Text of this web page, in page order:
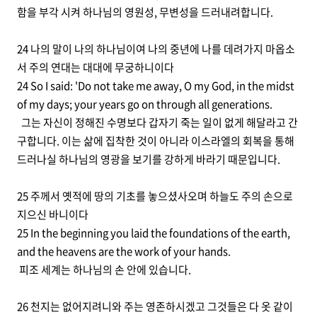
함을 부각 시켜 하나님의 영원성, 무변성을 드러내려합니다.
24 나의 말이 나의 하나님이여 나의 중년에 나를 데려가지 마옵소
서 주의 연대는 대대에 무궁하니이다
24 So I said: 'Do not take me away, O my God, in the midst
of my days; your years go on through all generations.
그는 자신이 정해진 수명보다 갑자기 죽는 일이 없게 해달라고 간
구합니다. 이는 삶에 집착한 것이 아니라 이스라엘의 회복을 통해
드러나실 하나님의 영광을 보기를 강하게 바라기 때문입니다.
25 주께서 옛적에 땅의 기초를 놓으셨사오며 하늘도 주의 손으로
지으신 바니이다
25 In the beginning you laid the foundations of the earth,
and the heavens are the work of your hands.
피조 세계는 하나님의 손 안에 있습니다.
26 천지는 없어지려니와 주는 영존하시겠고 그것들은 다 옷 같이